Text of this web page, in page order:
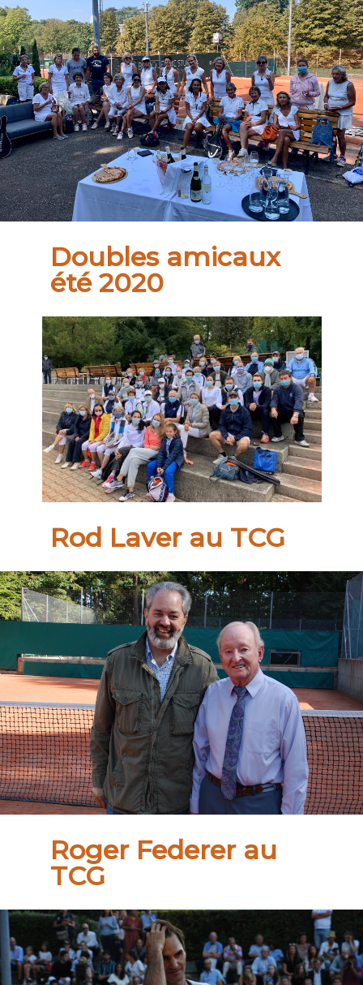
Doubles amicaux
été 2020
Rod Laver au TCG
Roger Federer au
TCG